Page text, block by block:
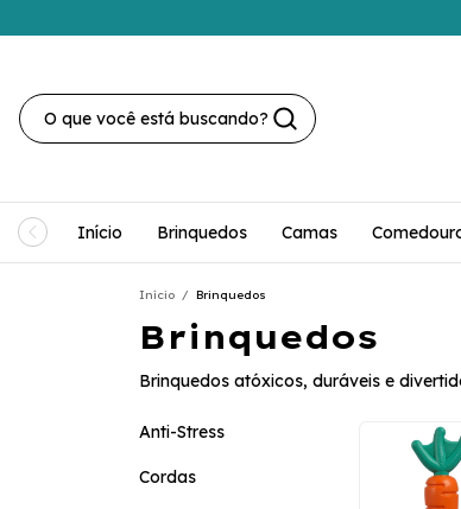
Início Brinquedos Camas
Início / Brinquedos
Brinquedos
Brinquedos atóxicos, duráveis e
Anti-Stress
Cordas